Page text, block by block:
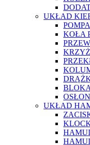
UKŁAD
KOŁA
UKŁAD